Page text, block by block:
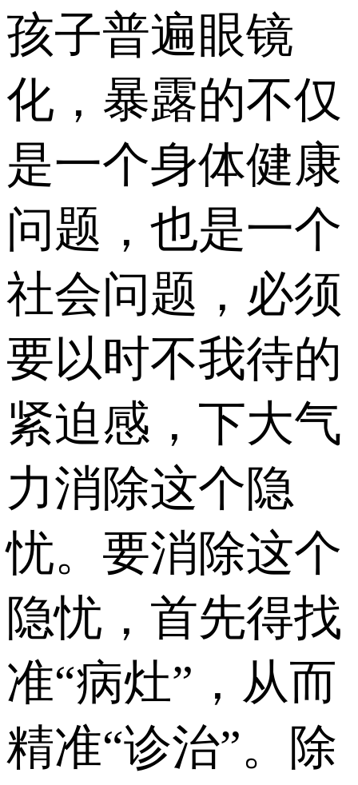
孩子普遍眼镜
化，暴露的不仅
是一个身体健康
问题，也是一个
社会问题，必须
要以时不我待的
紧迫感，下大气
力消除这个隐
忧。要消除这个
隐忧，首先得找
准“病灶”，从而
精准“诊治”。除